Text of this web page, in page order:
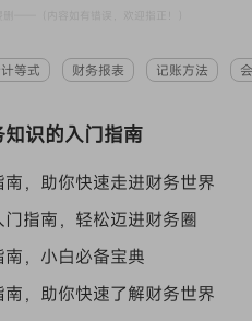
等式 财务报表 记账方法
知识的入门指南
，助你快速走进财务世界
指南，轻松迈进财务圈
，小白必备宝典
，助你快速了解财务世界